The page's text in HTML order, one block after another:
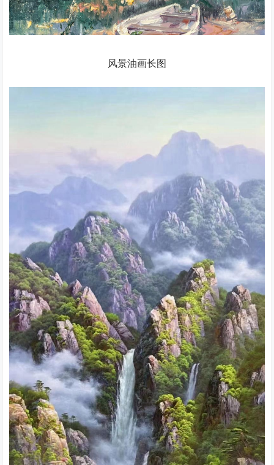
风景油画长图